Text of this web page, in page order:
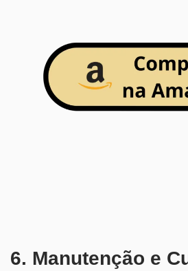
6. Manutenção e